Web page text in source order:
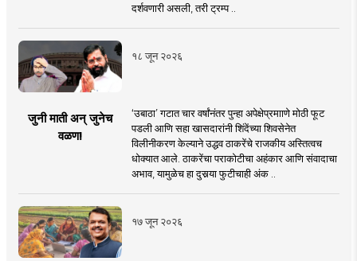
दर्शवणारी असली, तरी ट्रम्प ..
१८ जून २०२६
जुनी माती अन् जुनेच
वळण!
‘उबाठा’ गटात चार वर्षांनंतर पुन्हा अपेक्षेप्रमााणे मोठी फूट
पडली आणि सहा खासदारांनी शिंदेंच्या शिवसेनेत
विलीनीकरण केल्याने उद्धव ठाकरेंचे राजकीय अस्तित्वच
धोक्यात आले. ठाकरेंचा पराकोटीचा अहंकार आणि संवादाचा
अभाव, यामुळेच हा दुसर्‍या फुटीचाही अंक ..
१७ जून २०२६